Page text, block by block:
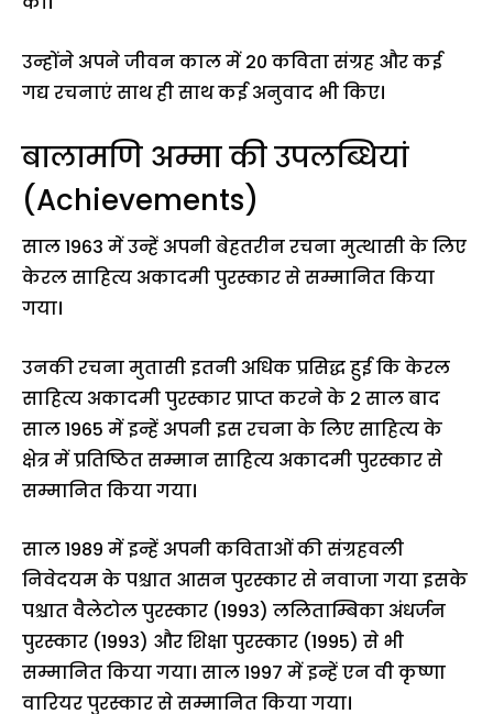
उन्होंने अपने जीवन काल में 20 कविता संग्रह और कई
गद्य रचनाएं साथ ही साथ कई अनुवाद भी किए।
बालामणि अम्मा की उपलब्धियां
(Achievements)
साल 1963 में उन्हें अपनी बेहतरीन रचना मुत्थासी के लिए
केरल साहित्य अकादमी पुरस्कार से सम्मानित किया
गया।
उनकी रचना मुतासी इतनी अधिक प्रसिद्ध हुई कि केरल
साहित्य अकादमी पुरस्कार प्राप्त करने के 2 साल बाद
साल 1965 में इन्हें अपनी इस रचना के लिए साहित्य के
क्षेत्र में प्रतिष्ठित सम्मान साहित्य अकादमी पुरस्कार से
सम्मानित किया गया।
साल 1989 में इन्हें अपनी कविताओं की संग्रहवली
निवेदयम के पश्चात आसन पुरस्कार से नवाजा गया इसके
पश्चात वैलेटोल पुरस्कार (1993) ललिताम्बिका अंधर्जन
पुरस्कार (1993) और शिक्षा पुरस्कार (1995) से भी
सम्मानित किया गया। साल 1997 में इन्हें एन वी कृष्णा
वारियर पुरस्कार से सम्मानित किया गया।